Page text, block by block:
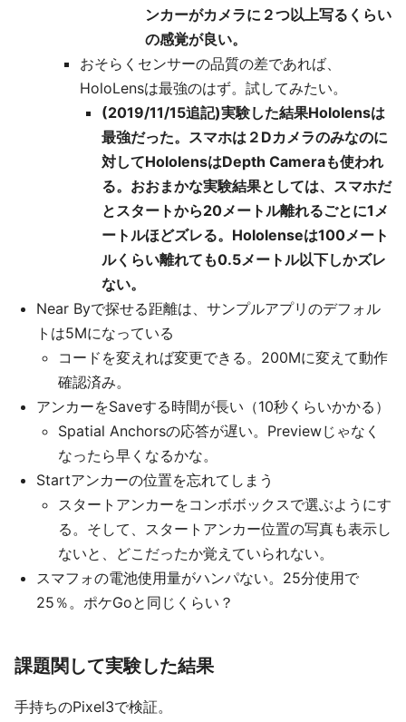
ンカーがカメラに２つ以上写るくらい
の感覚が良い。
おそらくセンサーの品質の差であれば、
HoloLensは最強のはず。試してみたい。
(2019/11/15追記)実験した結果Hololensは
最強だった。スマホは２Dカメラのみなのに
対してHololensはDepth Cameraも使われ
る。おおまかな実験結果としては、スマホだ
とスタートから20メートル離れるごとに1メ
ートルほどズレる。Hololenseは100メート
ルくらい離れても0.5メートル以下しかズレ
ない。
Near Byで探せる距離は、サンプルアプリのデフォル
トは5Mになっている
コードを変えれば変更できる。200Mに変えて動作
確認済み。
アンカーをSaveする時間が長い（10秒くらいかかる）
Spatial Anchorsの応答が遅い。Previewじゃなく
なったら早くなるかな。
Startアンカーの位置を忘れてしまう
スタートアンカーをコンボボックスで選ぶようにす
る。そして、スタートアンカー位置の写真も表示し
ないと、どこだったか覚えていられない。
スマフォの電池使用量がハンパない。25分使用で
25％。ポケGoと同じくらい？
課題関して実験した結果
手持ちのPixel3で検証。